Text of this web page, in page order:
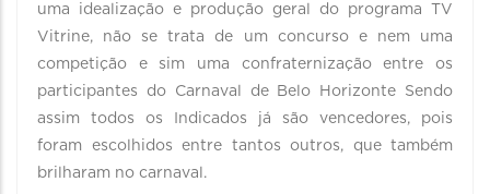
uma idealização e produção geral do programa TV
Vitrine, não se trata de um concurso e nem uma
competição e sim uma confraternização entre os
participantes do Carnaval de Belo Horizonte Sendo
assim todos os Indicados já são vencedores, pois
foram escolhidos entre tantos outros, que também
brilharam no carnaval.